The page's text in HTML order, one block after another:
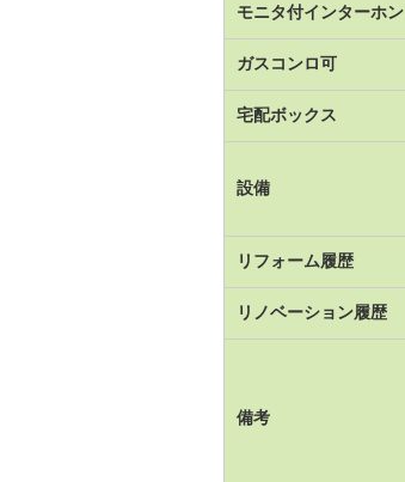
モニタ付インターホン
ガスコンロ可
宅配ボックス
設備
リフォーム履歴
リノベーション履歴
備考